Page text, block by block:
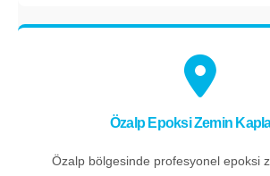
Özalp Epoksi Zemin
Özalp bölgesinde profesyonel epoksi